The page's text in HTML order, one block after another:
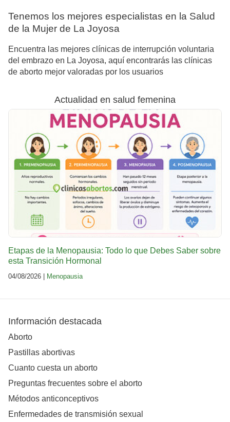
Tenemos los mejores especialistas en la Salud
de la Mujer de La Joyosa
Encuentra las mejores clínicas de interrupción voluntaria
del embrazo en La Joyosa, aquí encontrarás las clínicas
de aborto mejor valoradas por los usuarios
Actualidad en salud femenina
Etapas de la Menopausia: Todo lo que Debes Saber sobre
esta Transición Hormonal
04/08/2026 | Menopausia
Información destacada
Aborto
Pastillas abortivas
Cuanto cuesta un aborto
Preguntas frecuentes sobre el aborto
Métodos anticonceptivos
Enfermedades de transmisión sexual